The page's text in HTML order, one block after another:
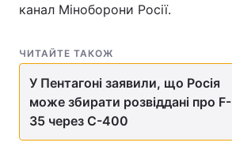
канал Міноборони Росії.
ЧИТАЙТЕ ТАКОЖ
У Пентагоні заявили, що Росія
може збирати розвіддані про F-
35 через С-400